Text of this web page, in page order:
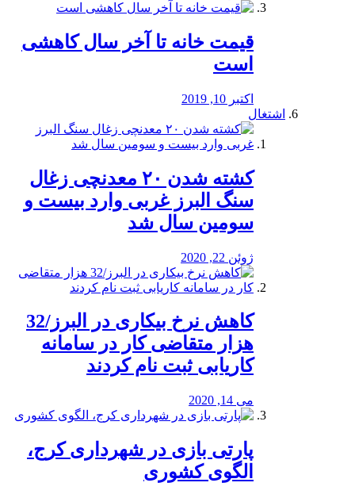
قیمت خانه تا آخر سال کاهشی
است
اکتبر 10, 2019
اشتغال
کشته شدن ۲۰ معدنچی زغال
سنگ البرز غربی وارد بیست و
سومین سال شد
ژوئن 22, 2020
کاهش نرخ بیکاری در البرز/32
هزار متقاضی کار در سامانه
کاریابی ثبت نام کردند
می 14, 2020
پارتی بازی در شهرداری کرج،
الگوی کشوری